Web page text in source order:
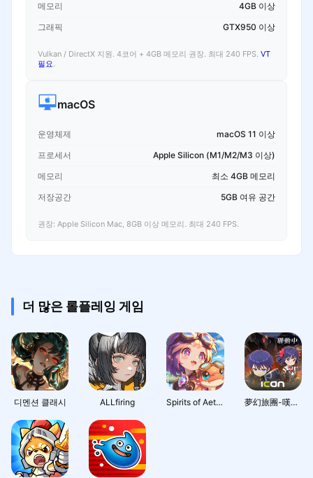
메모리
4GB 이상
그래픽
GTX950 이상
Vulkan / DirectX 지원. 4코어 + 4GB 메모리 권장. 최대 240 FPS. VT
필요.
macOS
운영체제
macOS 11 이상
프로세서
Apple Silicon (M1/M2/M3 이상)
메모리
최소 4GB 메모리
저장공간
5GB 여유 공간
권장: Apple Silicon Mac, 8GB 이상 메모리. 최대 240 FPS.
더 많은 롤플레잉 게임
디멘션 클래시 ALLfiring Spirits of Aetheria 夢幻旅團-嘆氣的亡靈想隱退聯動